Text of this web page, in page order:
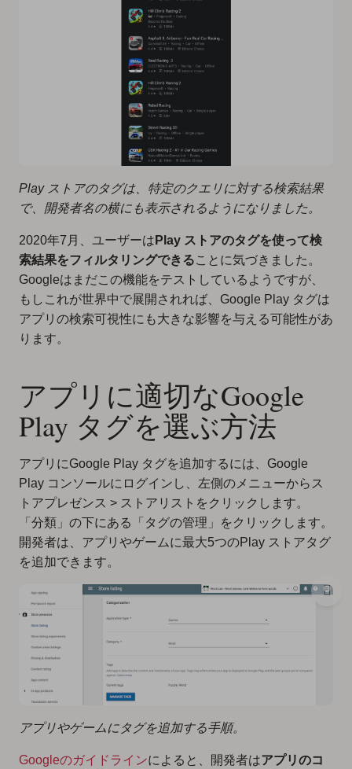
Play ストアのタグは、特定のクエリに対する検索結果
で、開発者名の横にも表示されるようになりました。
2020年7月、ユーザーは Play ストアのタグを使って検
索結果をフィルタリングできることに気づきました。
Googleはまだこの機能をテストしているようですが、
もしこれが世界中で展開されれば、Google Play タグは
アプリの検索可視性にも大きな影響を与える可能性があ
ります。
アプリに適切なGoogle
Play タグを選ぶ方法
アプリにGoogle Play タグを追加するには、Google
Play コンソールにログインし、左側のメニューからス
トアプレゼンス > ストアリストをクリックします。
「分類」の下にある「タグの管理」をクリックします。
開発者は、アプリやゲームに最大5つのPlay ストアタグ
を追加できます。
アプリやゲームにタグを追加する手順。
Googleのガイドラインによると、開発者はアプリのコ